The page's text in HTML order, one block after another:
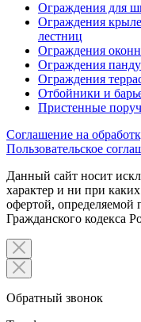
Ограждения для
Ограждения
лестниц
Ограждения
Ограждения
Ограждения
Отбойники и
Пристенные
Соглашение на
Пользовательское
Данный сайт носит
характер и ни при
офертой,
Гражданского кодекса
Обратный звонок